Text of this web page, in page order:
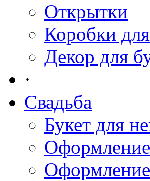
Открытки
Коробки
Декор для
·
Свадьба
Букет для
Оформление